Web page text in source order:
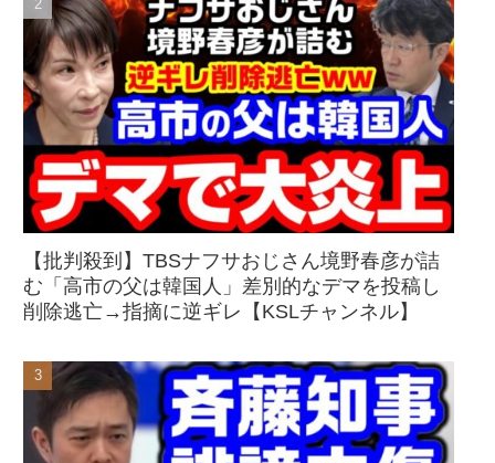
【批判殺到】TBSナフサおじさん境野春彦が詰
む「高市の父は韓国人」差別的なデマを投稿し
削除逃亡→指摘に逆ギレ【KSLチャンネル】